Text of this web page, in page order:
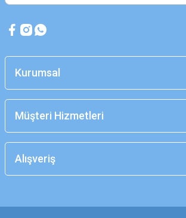
Kurumsal
Müşteri Hizmetleri
Alışveriş